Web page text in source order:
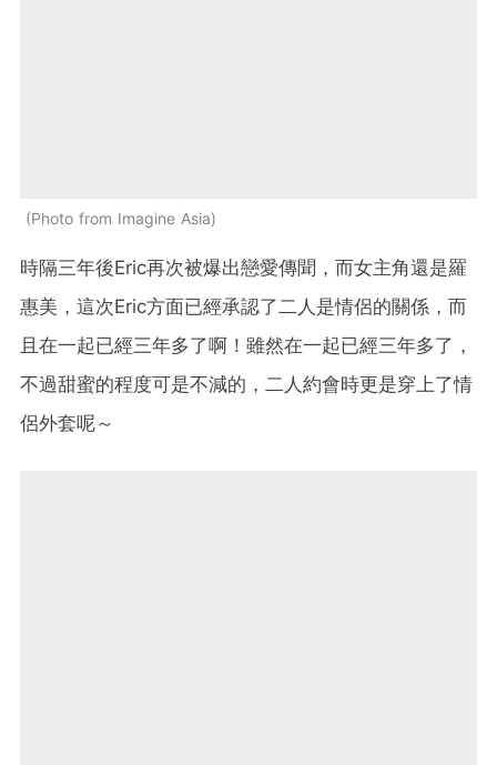
Photo from Imagine Asia
時隔三年後Eric再次被爆出戀愛傳聞，而女主角還是羅
惠美，這次Eric方面已經承認了二人是情侶的關係，而
且在一起已經三年多了啊！雖然在一起已經三年多了，
不過甜蜜的程度可是不減的，二人約會時更是穿上了情
侶外套呢～